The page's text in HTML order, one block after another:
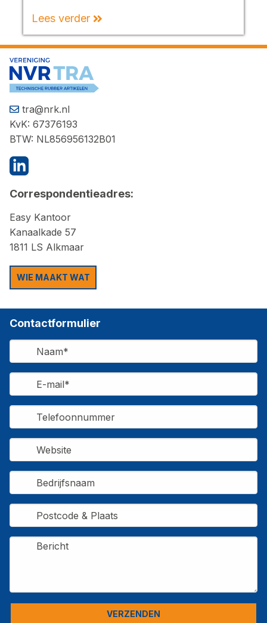
Lees verder
tra@nrk.nl
KvK: 67376193
BTW: NL856956132B01
Correspondentieadres:
Easy Kantoor
Kanaalkade 57
1811 LS Alkmaar
WIE MAAKT WAT
Contactformulier